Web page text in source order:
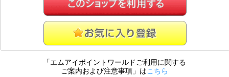
「エムアイポイントワールドご利用に関する
ご案内および注意事項」はこちら